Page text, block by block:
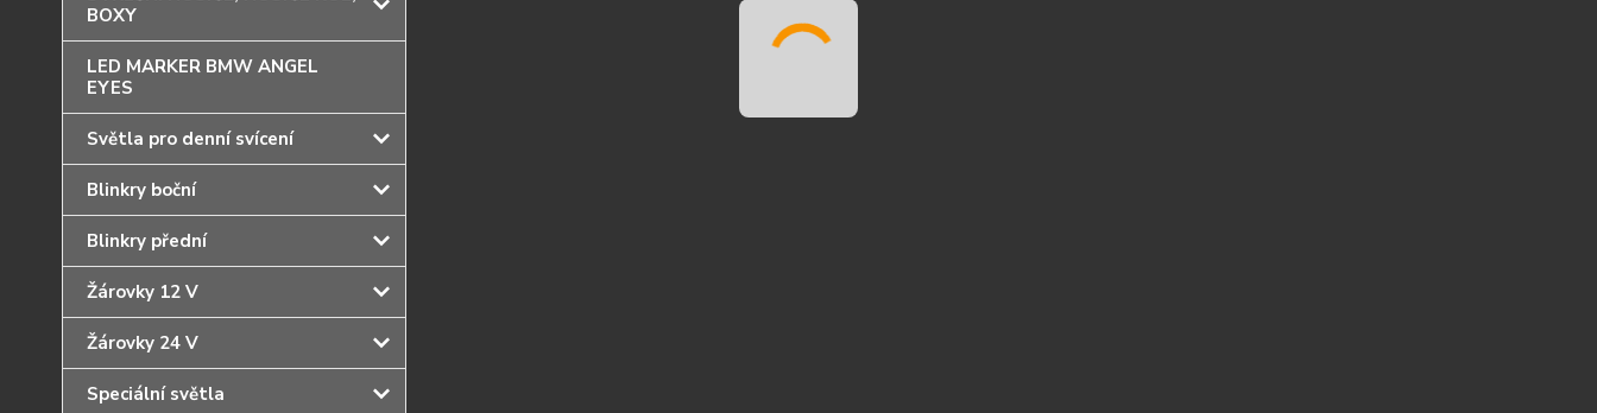
BOXY
LED MARKER BMW ANGEL
EYES
Světla pro denní svícení
Blinkry boční
Blinkry přední
Žárovky 12 V
Žárovky 24 V
Speciální světla